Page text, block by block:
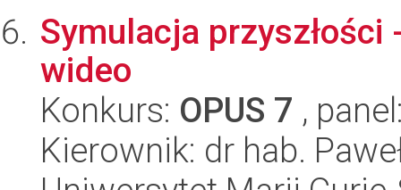
Symulacja
wideo
Konkurs: OPUS 7 ,
Kierownik: dr hab.